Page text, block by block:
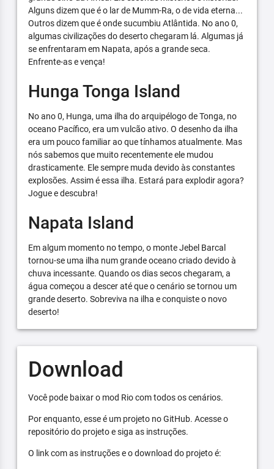
Alguns dizem que é o lar de Mumm-Ra, o de vida eterna...
Outros dizem que é onde sucumbiu Atlântida. No ano 0,
algumas civilizações do deserto chegaram lá. Algumas já
se enfrentaram em Napata, após a grande seca.
Enfrente-as e vença!
Hunga Tonga Island
No ano 0, Hunga, uma ilha do arquipélogo de Tonga, no
oceano Pacífico, era um vulcão ativo. O desenho da ilha
era um pouco familiar ao que tínhamos atualmente. Mas
nós sabemos que muito recentemente ele mudou
drasticamente. Ele sempre muda devido às constantes
explosões. Assim é essa ilha. Estará para explodir agora?
Jogue e descubra!
Napata Island
Em algum momento no tempo, o monte Jebel Barcal
tornou-se uma ilha num grande oceano criado devido à
chuva incessante. Quando os dias secos chegaram, a
água começou a descer até que o cenário se tornou um
grande deserto. Sobreviva na ilha e conquiste o novo
deserto!
Download
Você pode baixar o mod Rio com todos os cenários.
Por enquanto, esse é um projeto no GitHub. Acesse o
repositório do projeto e siga as instruções.
O link com as instruções e o download do projeto é: